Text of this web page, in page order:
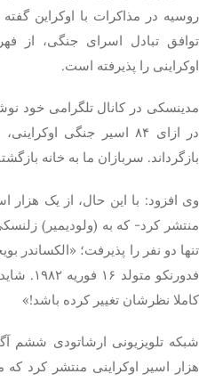
روسیه در مذاکرات با اوکراین
اوکراینی را پذیرفته است.
مدینسکی در کانال تلگرامی خود
بازگرداند. سربازان ما به خانه
وی افزود: با این حال، از یک
منتشر کرد- که به (ولودیمیر)
فدورنکو
کاملا نظرشان تغییر کرده باشد!»
شبکه تلویزیونی ارشاتودی ششم
هزار اسیر اوکراینی منتشر کرد